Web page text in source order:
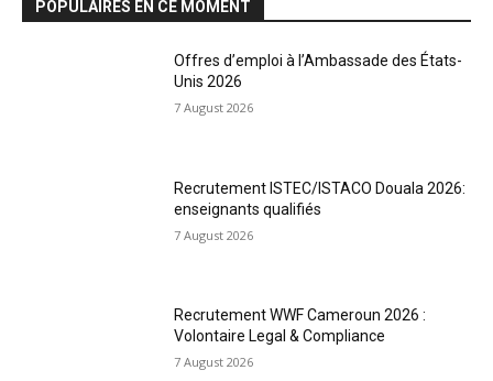
POPULAIRES EN CE MOMENT
Offres d’emploi à l’Ambassade des États-
Unis 2026
7 August 2026
Recrutement ISTEC/ISTACO Douala 2026:
enseignants qualifiés
7 August 2026
Recrutement WWF Cameroun 2026 :
Volontaire Legal & Compliance
7 August 2026